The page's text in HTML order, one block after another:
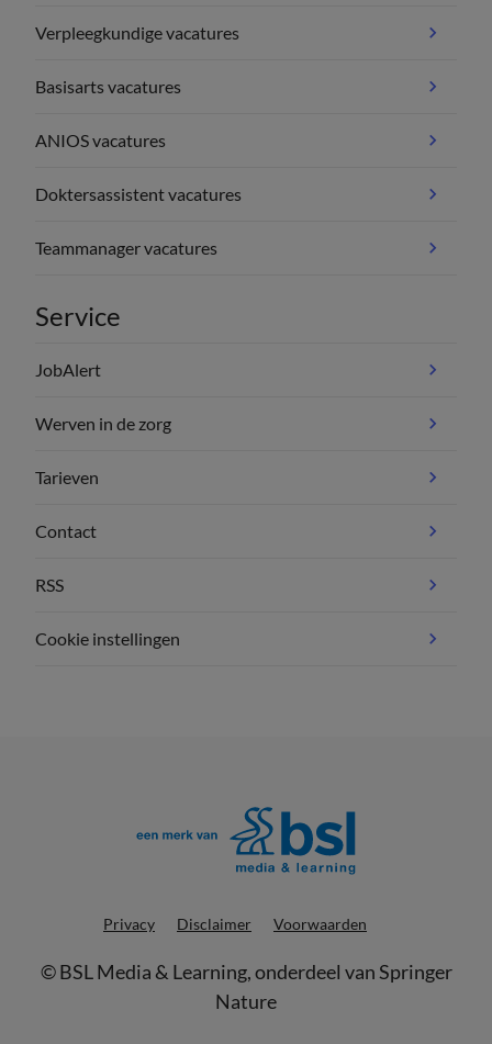
Verpleegkundige vacatures
Basisarts vacatures
ANIOS vacatures
Doktersassistent vacatures
Teammanager vacatures
Service
JobAlert
Werven in de zorg
Tarieven
Contact
RSS
Cookie instellingen
Privacy Disclaimer Voorwaarden
©BSL Media & Learning, onderdeel vanSpringer
Nature